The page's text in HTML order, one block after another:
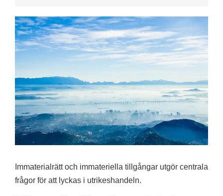
Immaterialrätt och immateriella tillgångar utgör centrala
frågor för att lyckas i utrikeshandeln.